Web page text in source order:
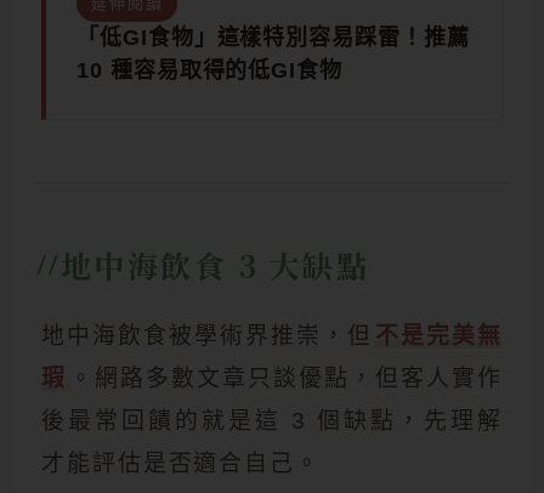
「低GI食物」這樣特別容易踩雷！推薦
10 種容易取得的低GI食物
地中海飲食 3 大缺點
地中海飲食被學術界推崇，但 不是完美無
瑕 。網路多數文章只談優點，但客人實作
後最常回饋的就是這 3 個缺點，先理解
才能評估是否適合自己。